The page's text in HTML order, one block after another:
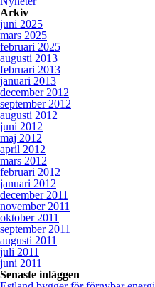
Arkiv
juni 2025
mars 2025
februari 2025
augusti 2013
februari 2013
januari 2013
december 2012
september 2012
augusti 2012
juni 2012
maj 2012
april 2012
mars 2012
februari 2012
januari 2012
december 2011
november 2011
oktober 2011
september 2011
augusti 2011
juli 2011
juni 2011
Senaste inläggen